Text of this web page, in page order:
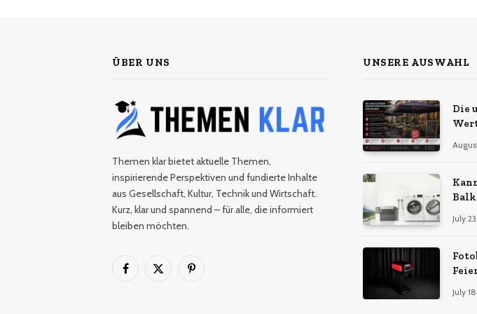
ÜBER UNS
Themen klar bietet aktuelle Themen,
inspirierende Perspektiven und fundierte Inhalte
aus Gesellschaft, Kultur, Technik und Wirtschaft.
Kurz, klar und spannend – für alle, die informiert
bleiben möchten.
Facebook
X
Pinterest
UNSERE AUSWAHL
Die
July
July